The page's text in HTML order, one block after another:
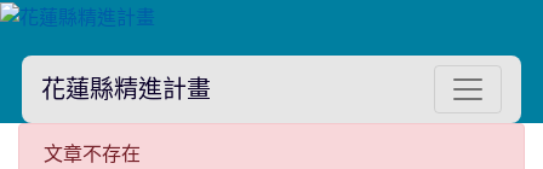
花蓮縣精進計畫
文章不存在
文章不存在